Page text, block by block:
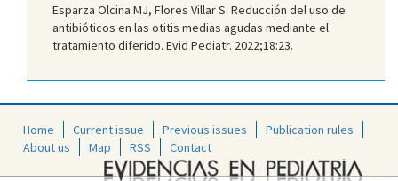
Esparza Olcina MJ, Flores Villar S. Reducción del uso de
antibióticos en las otitis medias agudas mediante el
tratamiento diferido. Evid Pediatr. 2022;18:23.
Home Current issue Previous issues
Publication rules
About us
Map RSS Contact